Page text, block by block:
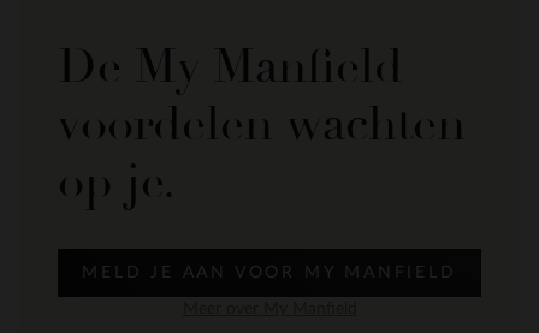
De My Manfield
voordelen wachten
op je.
MELD JE AAN VOOR MY MANFIELD